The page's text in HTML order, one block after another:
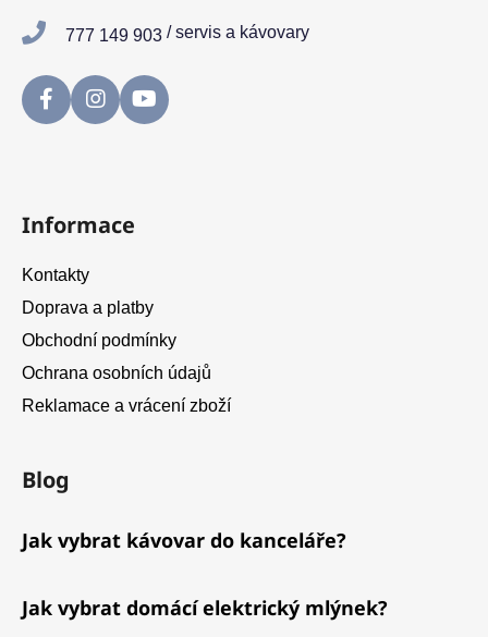
777 149 903 / servis a kávovary
Informace
Kontakty
Doprava a platby
Obchodní podmínky
Ochrana osobních údajů
Reklamace a vrácení zboží
Blog
Jak vybrat kávovar do kanceláře?
Jak vybrat domácí elektrický mlýnek?